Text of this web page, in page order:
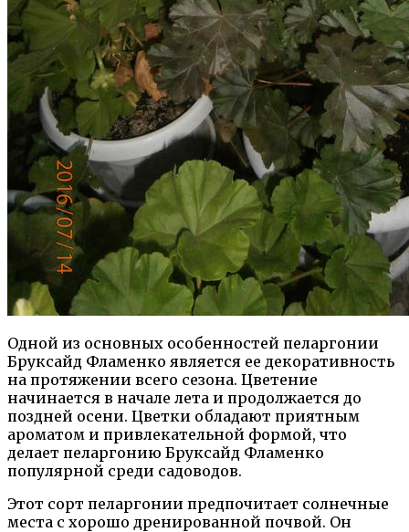
Одной из основных особенностей пеларгонии
Бруксайд Фламенко является ее декоративность
на протяжении всего сезона. Цветение
начинается в начале лета и продолжается до
поздней осени. Цветки обладают приятным
ароматом и привлекательной формой, что
делает пеларгонию Бруксайд Фламенко
популярной среди садоводов.
Этот сорт пеларгонии предпочитает солнечные
места с хорошо дренированной почвой. Он